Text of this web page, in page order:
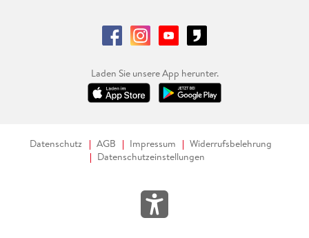
Laden Sie unsere App herunter.
Datenschutz AGB Impressum
Widerrufsbelehrung
Datenschutzeinstellungen